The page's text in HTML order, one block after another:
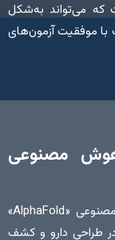
که می‌تواند به‌شکل
با موفقیت آزمون‌های
مصنوعی
گوگل دیپ مایند از سومین نسخه مدل هوش مصنوعی «AlphaFold»
طراحی دارو و کشف